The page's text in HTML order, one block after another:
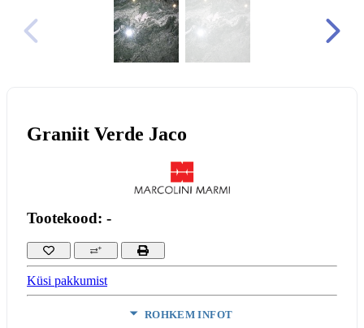
Graniit Verde Jaco
Tootekood: -
Küsi pakkumist
ROHKEM INFOT